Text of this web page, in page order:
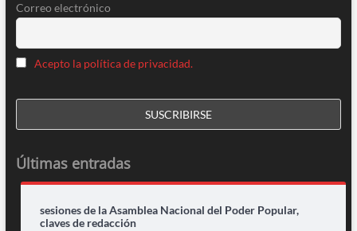
Correo electrónico
Acepto la política de privacidad.
Últimas entradas
sesiones de la Asamblea Nacional del Poder Popular,
claves de redacción